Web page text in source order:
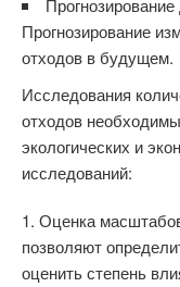
Прогнозирование
отходов в будущем.
Исследования
отходов
экологических и
исследований:
Оценка
позволяют
оценить степень